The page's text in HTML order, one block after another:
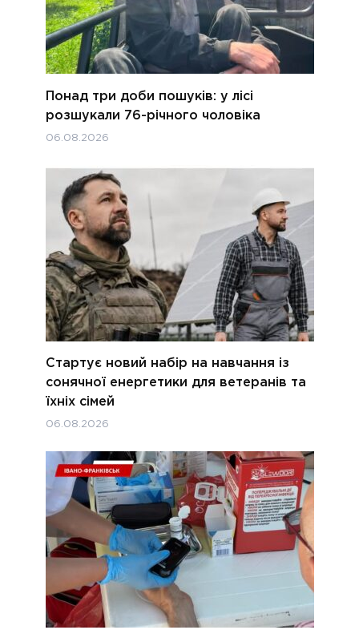
Понад три доби пошуків: у лісі
розшукали 76-річного чоловіка
06.08.2026
Стартує новий набір на навчання із
сонячної енергетики для ветеранів та
їхніх сімей
06.08.2026